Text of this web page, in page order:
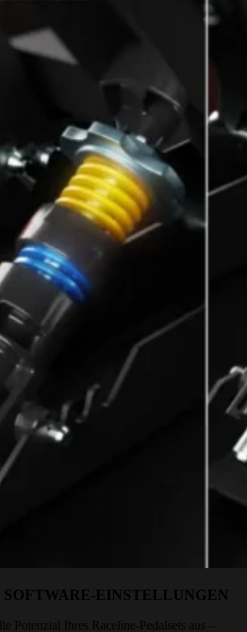
EINSTELLUNGEN
Potenzial Ihres Raceline-Pedalsets aus –